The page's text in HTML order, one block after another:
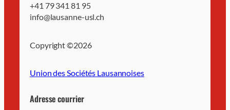
+41 79 341 81 95
info@lausanne-usl.ch
Copyright ©2026
Union des Sociétés Lausannoises
Adresse courrier